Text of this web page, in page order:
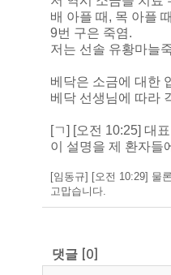
배 아플 때, 목 아플
9번 구은 죽염.
저는 선솔 유황마늘
베닥은 소금에 대한
베닥 선생님에 따라
[ㄱ] [오전 10:25] 대
이 설명을 제 환자들
[임동규] [오전 10:29] 물
고맙습니다.
댓글[ 0